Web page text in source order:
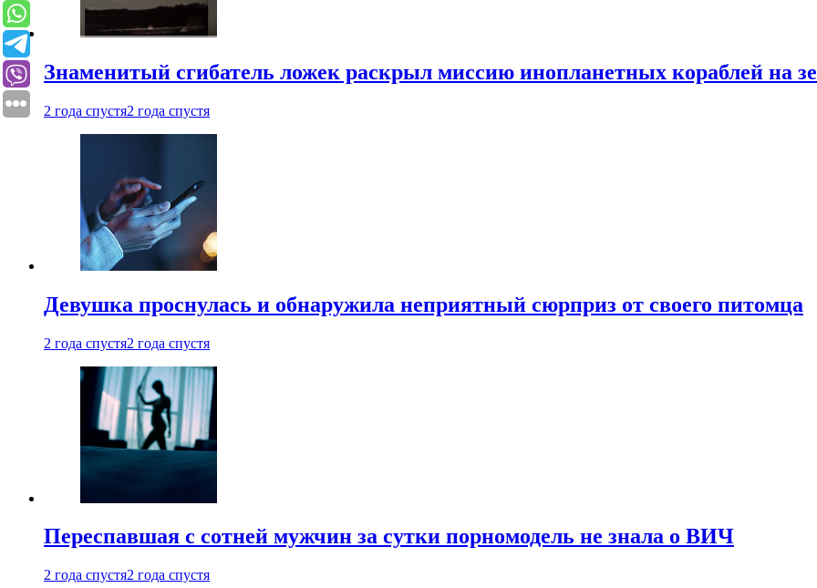
Знаменитый сгибатель ложек раскрыл миссию инопланетных кораблей на
2 года спустя2 года спустя
Девушка проснулась и обнаружила неприятный сюрприз от своего питомца
2 года спустя2 года спустя
Переспавшая с сотней мужчин за сутки порномодель не знала о ВИЧ
2 года спустя2 года спустя